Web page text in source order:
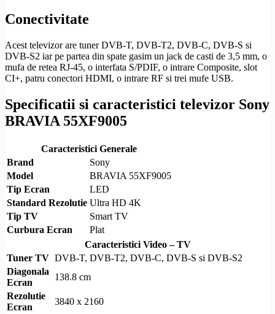
Conectivitate
Acest televizor are tunerDVB-T, DVB-T2, DVB-C, DVB-S si
DVB-S2 iar pe partea din spate gasim un jack de casti de 3,5 mm, o
mufa de retea RJ-45, o interfata S/PDIF, o intrare Composite, slot
CI+, patru conectori HDMI, o intrare RF si trei mufe USB.
Specificatii si caracteristici televizor Sony
BRAVIA 55XF9005
Caracteristici Generale
Brand
Sony
Model
BRAVIA 55XF9005
Tip Ecran
LED
Standard Rezolutie Ultra HD 4K
Tip TV
Smart TV
Curbura Ecran
Plat
Caracteristici Video – TV
Tuner TV DVB-T, DVB-T2, DVB-C, DVB-S si DVB-S2
Diagonala
Ecran
138.8 cm
Rezolutie
Ecran
3840 x 2160